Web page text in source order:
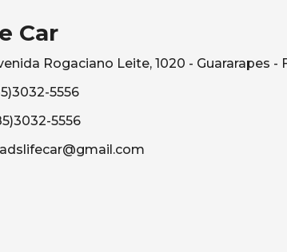
Car
Rogaciano Leite, 1020 - Guararapes -
5556
5556